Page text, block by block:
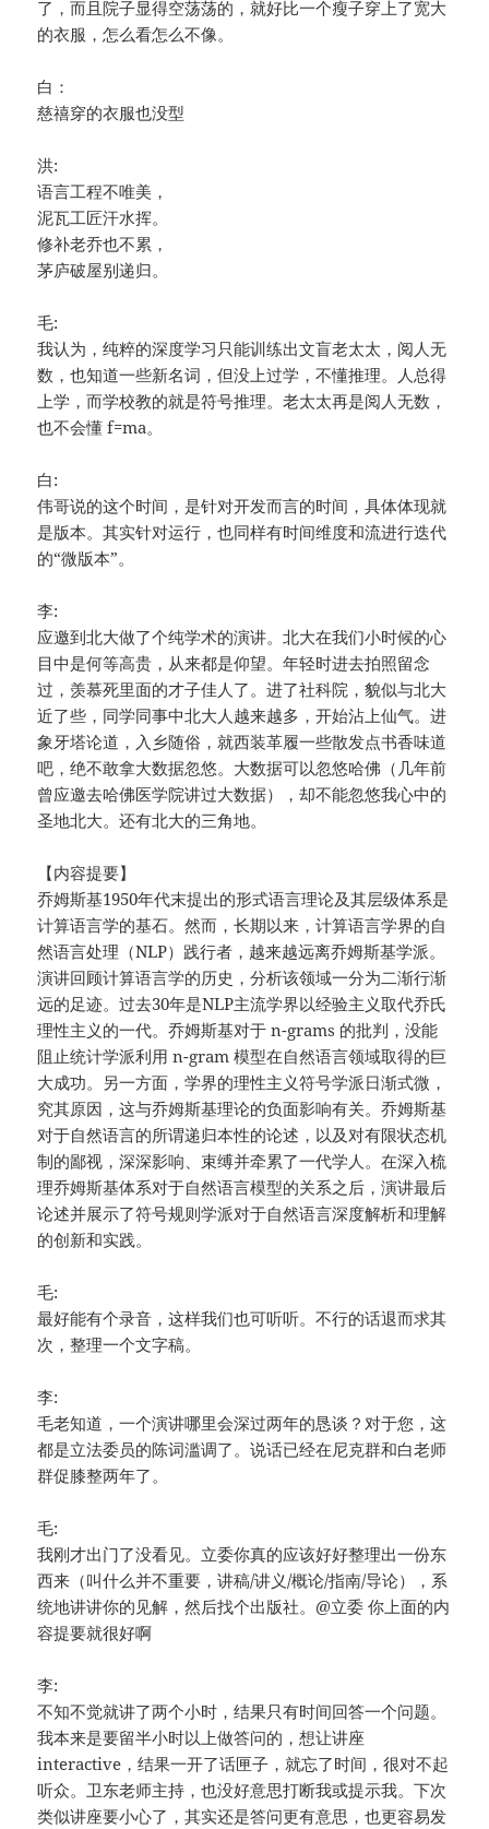
了，而且院子显得空荡荡的，就好比一个瘦子穿上了宽大
的衣服，怎么看怎么不像。
白：
慈禧穿的衣服也没型
洪:
语言工程不唯美，
泥瓦工匠汗水挥。
修补老乔也不累，
茅庐破屋别递归。
毛:
我认为，纯粹的深度学习只能训练出文盲老太太，阅人无
数，也知道一些新名词，但没上过学，不懂推理。人总得
上学，而学校教的就是符号推理。老太太再是阅人无数，
也不会懂 f=ma。
白:
伟哥说的这个时间，是针对开发而言的时间，具体体现就
是版本。其实针对运行，也同样有时间维度和流进行迭代
的“微版本”。
李:
应邀到北大做了个纯学术的演讲。北大在我们小时候的心
目中是何等高贵，从来都是仰望。年轻时进去拍照留念
过，羡慕死里面的才子佳人了。进了社科院，貌似与北大
近了些，同学同事中北大人越来越多，开始沾上仙气。进
象牙塔论道，入乡随俗，就西装革履一些散发点书香味道
吧，绝不敢拿大数据忽悠。大数据可以忽悠哈佛（几年前
曾应邀去哈佛医学院讲过大数据），却不能忽悠我心中的
圣地北大。还有北大的三角地。
【内容提要】
乔姆斯基1950年代末提出的形式语言理论及其层级体系是
计算语言学的基石。然而，长期以来，计算语言学界的自
然语言处理（NLP）践行者，越来越远离乔姆斯基学派。
演讲回顾计算语言学的历史，分析该领域一分为二渐行渐
远的足迹。过去30年是NLP主流学界以经验主义取代乔氏
理性主义的一代。乔姆斯基对于 n-grams 的批判，没能
阻止统计学派利用 n-gram 模型在自然语言领域取得的巨
大成功。另一方面，学界的理性主义符号学派日渐式微，
究其原因，这与乔姆斯基理论的负面影响有关。乔姆斯基
对于自然语言的所谓递归本性的论述，以及对有限状态机
制的鄙视，深深影响、束缚并牵累了一代学人。在深入梳
理乔姆斯基体系对于自然语言模型的关系之后，演讲最后
论述并展示了符号规则学派对于自然语言深度解析和理解
的创新和实践。
毛:
最好能有个录音，这样我们也可听听。不行的话退而求其
次，整理一个文字稿。
李:
毛老知道，一个演讲哪里会深过两年的恳谈？对于您，这
都是立法委员的陈词滥调了。说话已经在尼克群和白老师
群促膝整两年了。
毛:
我刚才出门了没看见。立委你真的应该好好整理出一份东
西来（叫什么并不重要，讲稿/讲义/概论/指南/导论），系
统地讲讲你的见解，然后找个出版社。@立委 你上面的内
容提要就很好啊
李:
不知不觉就讲了两个小时，结果只有时间回答一个问题。
我本来是要留半小时以上做答问的，想让讲座
interactive，结果一开了话匣子，就忘了时间，很对不起
听众。卫东老师主持，也没好意思打断我或提示我。下次
类似讲座要小心了，其实还是答问更有意思，也更容易发